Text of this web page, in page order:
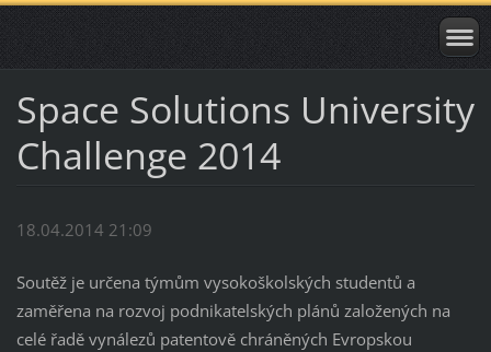
Space Solutions University
Challenge 2014
18.04.2014 21:09
Soutěž je určena týmům vysokoškolských studentů a
zaměřena na rozvoj podnikatelských plánů založených na
celé řadě vynálezů patentově chráněných Evropskou